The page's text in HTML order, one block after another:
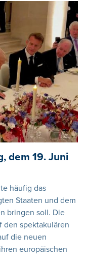
dem 19. Juni
häufig das
Staaten und dem
bringen soll. Die
den spektakulären
die neuen
europäischen